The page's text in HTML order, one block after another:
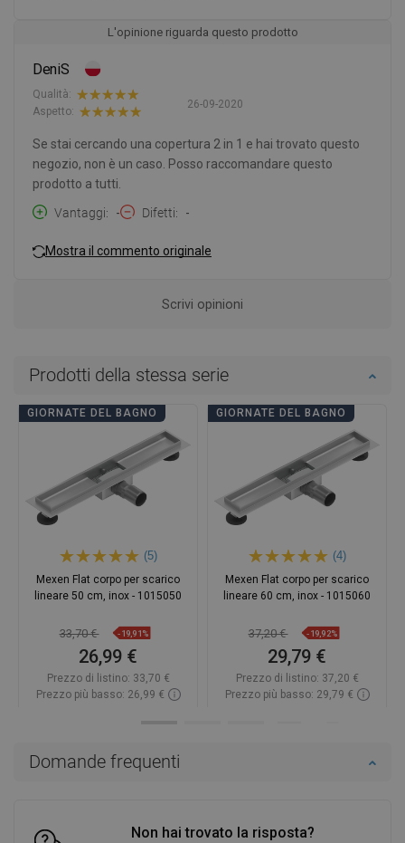
Domande frequenti
Non hai trovato la risposta?
L'opinione riguarda questo prodotto
DeniS
26-09-2020
Qualità:
Aspetto:
Se stai cercando una copertura 2 in 1 e hai trovato questo
negozio, non è un caso. Posso raccomandare questo
prodotto a tutti.
Vantaggi
- Difetti -
Mostra il commento originale
Scrivi opinioni
Prodotti della stessa serie
GIORNATE DEL BAGNO
(5)
Mexen Flat corpo per scarico
lineare 50 cm, inox - 1015050
33,70 € -19,91%
26,99 €
Prezzo di listino: 33,70 €
Prezzo più basso: 26,99 €
GIORNATE DEL BAGNO
(4)
Mexen Flat corpo per scarico
lineare 60 cm, inox - 1015060
37,20 € -19,92%
29,79 €
Prezzo di listino: 37,20 €
Prezzo più basso: 29,79 €